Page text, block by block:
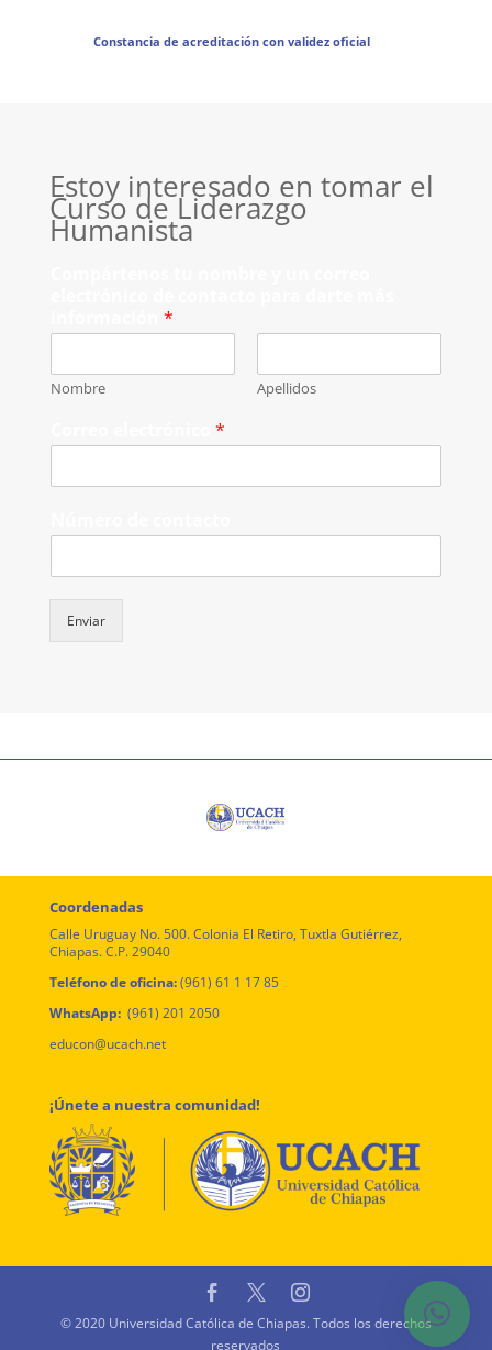
Constancia de acreditación con validez oficial
Estoy interesado en tomar el
Curso de Liderazgo
Humanista
*
Nombre Apellidos
*
Enviar
Coordenadas
Calle Uruguay No. 500. Colonia El Retiro, Tuxtla Gutiérrez,
Chiapas. C.P. 29040
Teléfono de oficina:(961) 61 1 17 85
WhatsApp:(961) 201 2050
educon@ucach.net
¡Únete a nuestra comunidad!
© 2020 Universidad Católica de Chiapas. Todos los derechos
reservados